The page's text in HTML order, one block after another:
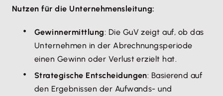
Nutzen für die Unternehmensleitung:
Gewinnermittlung: Die GuV zeigt auf, ob das
Unternehmen in der Abrechnungsperiode
einen Gewinn oder Verlust erzielt hat.
Strategische Entscheidungen: Basierend auf
den Ergebnissen der Aufwands- und